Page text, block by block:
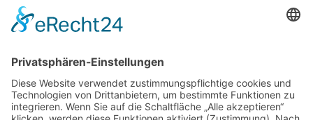
Menü
Home
Kontakt
AGB